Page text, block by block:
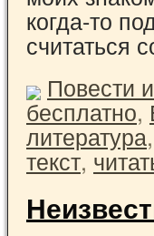
когда-то
считаться
Повести
бесплатно,
литература
текст,